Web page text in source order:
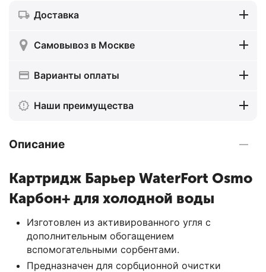
Доставка
Самовывоз в Москве
Варианты оплаты
Наши преимущества
Описание
Картридж Барьер WaterFort Osmo
Карбон+ для холодной воды
Изготовлен из активированного угля с
дополнительным обогащением
вспомогательными сорбентами.
Предназначен для сорбционной очистки